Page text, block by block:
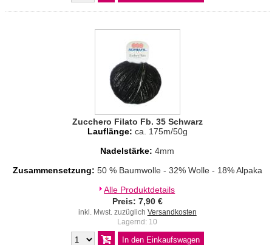
Zucchero Filato Fb. 35 Schwarz
Lauflänge: ca. 175m/50g
Nadelstärke: 4mm
Zusammensetzung: 50 % Baumwolle - 32% Wolle - 18% Alpaka
Alle Produktdetails
Preis: 7,90 €
inkl. Mwst. zuzüglich Versandkosten
Lagernd: 10